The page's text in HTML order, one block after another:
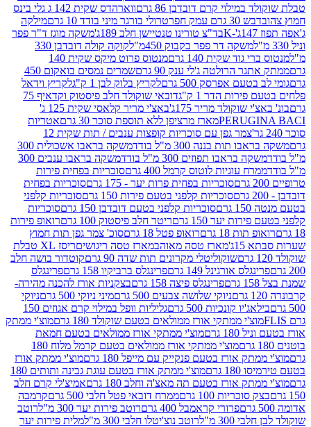
קרם דובדבן 86 גרם
ווארהדס שקית 142 ג גלי בינס
דבש 30 גרם עמק חפר
טרולי בורגר מיני בודד 10 גרם
מילקה
בד"צ טורינו טנטיישן חלב 189ג'
משקה מוגז ד"ר פפר
משקה דר פפר בקבוק 450מ"ל
קוקה קולה דובדבן 330
גוד שקית 140 גרם
מנטוס פרוט מיקס שקית 140
הרולטה ג'לי ענק 90 גרם
שמרים נמסים בואקום 450
אפרסק 500 גרם
לקריץ בלוק לבן 1 ק"ג
לקריץ וידאל
הדר 1 ק"ג
דובאי שוקולד חלב פיסטוק וקדאיף 75
שוקולד מריר 175ג'
באצ'י מריר קלאסי שקית 125 ג'
מארז מרציפן ללא תוספת סוכר 30 גרם
אטריות
צמר גפן עם סוכריות קופצות ענבים / תות שקית 12
תות בננה 300 מ"ל בודד
משקה בראבו אשכולית 300
בראבו תפוזים 300 מ"ל בודד
משקה בראבו ענבים 300
עוגיות לוטוס קרמל 400 גרם
סוכריות בפחית פירות
סוכריות בפחית פרות יער - 175 גרם
סוכריות בפחית
סוכריות קלפני בטעם פירות 150 גרם
סוכריות קלפני
סוכריות קלפני בטעם דובדבן 150 גרם
סוכריות
יער 150 גרם
ריטר חלב פיסטוק 100 גרם
רואופ פירות
תות 18 גרם
רואופ פטל 18 גרם
סוכ' צמר גפן תות חמוץ
מארז טסה מאוהב מארז טסה ריגושים
ריסז XL טבלת
שוקוליטלי מקרונים תות שדה 90 גרם
קוטדור בושה חלב
אורגינל 149 גרם
פרינגלס ברביקיו 158 גרם
פרינגלס
פרינגלס פיצה 158 גרם
בצקניות אורז להכנה מהירה-
ניוקי שלושה צבעים 500 גרם
מיני ניוקי 500 גרם
ניוקי
קונכיות 500 גרם
גליליות וופל במילוי קרם אגוזים 150
ממתקי אורז ממולאים בטעם שוקולד 180 גרם
מוצ'י ממתק
גרם
מוצ'י ממתקי אורז ממולאים בטעם חמאת
מוצ'י ממתקי אורז ממולאים בטעם קרמל מלוח 180
אורז בטעם פנקייק עם מייפל 180 גרם
מוצ'י ממתק אורז
גרם
מוצ'י ממתק אורז בטעם עוגת גבינה ותותים 180
אורז בטעם תה מאצ'ה וחלב 180 גרם
אמיצ'לי קרם חלב
סוכריות 100 גרם
ממרח דובאי פטל חלבי 500 גרם
קרמבה
פרורי קראמבל 400 גרם
רוטב פירות יער 300 מ"ל
רוטב
300 מ"ל
רוטב נוצ'יטלו חלבי 300 מ"ל
מלית פירות יער